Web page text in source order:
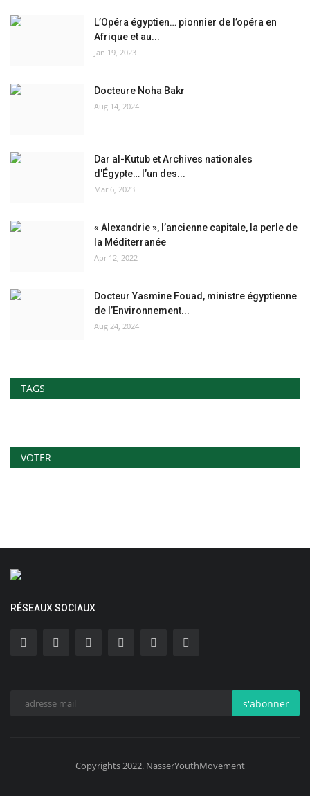
L’Opéra égyptien… pionnier de l’opéra en
Afrique et au...
Jan 19, 2023
Docteure Noha Bakr
Aug 14, 2024
Dar al-Kutub et Archives nationales
d'Égypte… l’un des...
Mar 6, 2023
« Alexandrie », l’ancienne capitale, la perle de
la Méditerranée
Apr 12, 2022
Docteur Yasmine Fouad, ministre égyptienne
de l’Environnement...
Aug 24, 2024
TAGS
VOTER
RÉSEAUX SOCIAUX
s'abonner
Copyrights 2022. NasserYouthMovement